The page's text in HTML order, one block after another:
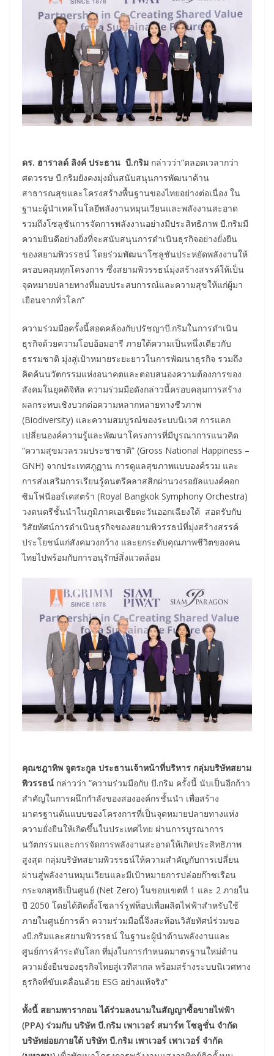
ดร. ฮาราลด์ ลิงค์ ประธาน บี.กริม กล่าวว่า“ตลอดเวลากว่า
ศตวรรษ บี.กริมยังคงมุ่งมั่นสนับสนุนการพัฒนาด้าน
สาธารณสุขและโครงสร้างพื้นฐานของไทยอย่างต่อเนื่อง ใน
ฐานะผู้นำเทคโนโลยีพลังงานหมุนเวียนและพลังงานสะอาด
รวมถึงโซลูชันการจัดการพลังงานอย่างมีประสิทธิภาพ บี.กริมมี
ความยินดีอย่างยิ่งที่จะสนับสนุนการดำเนินธุรกิจอย่างยั่งยืน
ของสยามพิวรรธน์ โดยร่วมพัฒนาโซลูชันประหยัดพลังงานให้
ครอบคลุมทุกโครงการ ซึ่งสยามพิวรรธน์มุ่งสร้างสรรค์ให้เป็น
จุดหมายปลายทางที่มอบประสบการณ์และความสุขให้แก่ผู้มา
เยือนจากทั่วโลก”
ความร่วมมือครั้งนี้สอดคล้องกับปรัชญาบี.กริมในการดำเนิน
ธุรกิจด้วยความโอบอ้อมอารี ภายใต้ความเป็นหนึ่งเดียวกับ
ธรรมชาติ มุ่งสู่เป้าหมายระยะยาวในการพัฒนาธุรกิจ รวมถึง
คิดค้นนวัตกรรมแห่งอนาคตและตอบสนองความต้องการของ
สังคมในยุคดิจิทัล ความร่วมมือดังกล่าวนี้ครอบคลุมการสร้าง
ผลกระทบเชิงบวกต่อความหลากหลายทางชีวภาพ
(Biodiversity) และความสมบูรณ์ของระบบนิเวศ การแลก
เปลี่ยนองค์ความรู้และพัฒนาโครงการที่มีบูรณาการแนวคิด
“ความสุขมวลรวมประชาชาติ” (Gross National Happiness –
GNH) จากประเทศภูฏาน การดูแลสุขภาพแบบองค์รวม และ
การส่งเสริมการเรียนรู้ดนตรีคลาสสิกผ่านวงรอยัลแบงค์คอก
ซิมโฟนีออร์เคสตร้า (Royal Bangkok Symphony Orchestra)
วงดนตรีชั้นนำในภูมิภาคเอเชียตะวันออกเฉียงใต้ สอดรับกับ
วิสัยทัศน์การดำเนินธุรกิจของสยามพิวรรธน์ที่มุ่งสร้างสรรค์
ประโยชน์แก่สังคมวงกว้าง และยกระดับคุณภาพชีวิตของคน
ไทยไปพร้อมกับการอนุรักษ์สิ่งแวดล้อม
คุณชฎาทิพ จูตระกูล ประธานเจ้าหน้าที่บริหาร กลุ่มบริษัทสยาม
พิวรรธน์ กล่าวว่า “ความร่วมมือกับ บี.กริม ครั้งนี้ นับเป็นอีกก้าว
สำคัญในการผนึกกำลังของสององค์กรชั้นนำ เพื่อสร้าง
มาตรฐานต้นแบบของโครงการที่เป็นจุดหมายปลายทางแห่ง
ความยั่งยืนให้เกิดขึ้นในประเทศไทย ผ่านการบูรณาการ
นวัตกรรมและการจัดการพลังงานสะอาดให้เกิดประสิทธิภาพ
สูงสุด กลุ่มบริษัทสยามพิวรรธน์ให้ความสำคัญกับการเปลี่ยน
ผ่านสู่พลังงานหมุนเวียนและมีเป้าหมายการปล่อยก๊าซเรือน
กระจกสุทธิเป็นศูนย์ (Net Zero) ในขอบเขตที่ 1 และ 2 ภายใน
ปี 2050 โดยได้ติดตั้งโซลาร์รูฟท็อปเพื่อผลิตไฟฟ้าสำหรับใช้
ภายในศูนย์การค้า ความร่วมมือนี้จึงสะท้อนวิสัยทัศน์ร่วมขอ
งบี.กริมและสยามพิวรรธน์ ในฐานะผู้นำด้านพลังงานและ
ศูนย์การค้าระดับโลก ที่มุ่งในการกำหนดมาตรฐานใหม่ด้าน
ความยั่งยืนของธุรกิจไทยสู่เวทีสากล พร้อมสร้างระบบนิเวศทาง
ธุรกิจที่ขับเคลื่อนด้วย ESG อย่างแท้จริง”
ทั้งนี้ สยามพารากอน ได้ร่วมลงนามในสัญญาซื้อขายไฟฟ้า
(PPA) ร่วมกับ บริษัท บี.กริม เพาเวอร์ สมาร์ท โซลูชั่น จำกัด
บริษัทย่อยภายใต้ บริษัท บี.กริม เพาเวอร์ เพาเวอร์ จำกัด